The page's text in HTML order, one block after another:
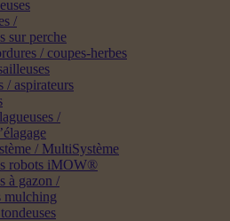
/
sur perche
/ coupes-herbes
/ aspirateurs
/
/ MultiSystème
robots iMOW®
à gazon /
mulching